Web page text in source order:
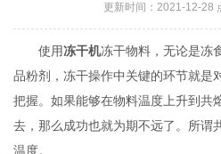
更新时间：2021-12-28
使用冻干机冻干物料，无论是冻
品粉剂，冻干操作中关键的环节就是
把握。如果能够在物料温度上升到共
去，那么成功也就为期不远了。所谓
温度。